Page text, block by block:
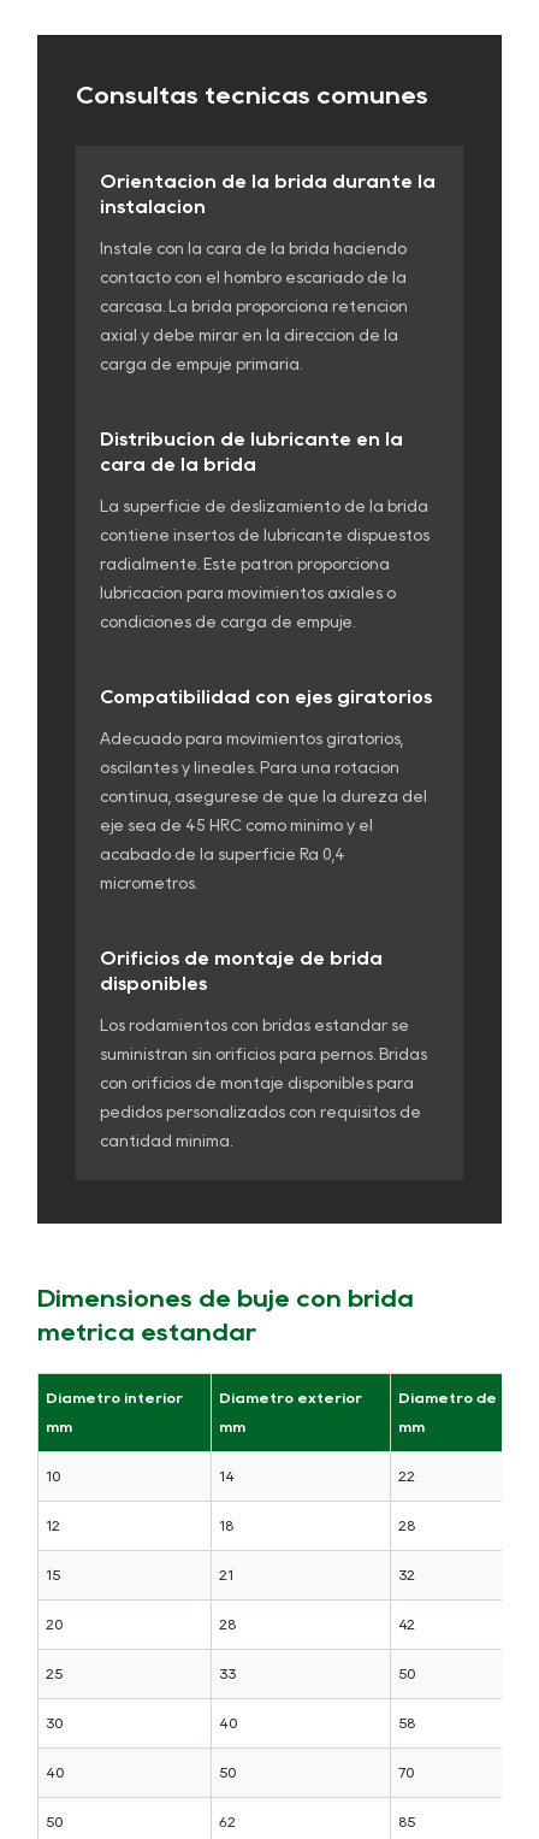
Consultas técnicas comunes
Orientación de la brida durante la
instalación
Instale con la cara de la brida haciendo
contacto con el hombro escariado de la
carcasa. La brida proporciona retención
axial y debe mirar en la dirección de la
carga de empuje primaria.
Distribución de lubricante en la
cara de la brida
La superficie de deslizamiento de la brida
contiene insertos de lubricante dispuestos
radialmente. Este patrón proporciona
lubricación para movimientos axiales o
condiciones de carga de empuje.
Compatibilidad con ejes giratorios
Adecuado para movimientos giratorios,
oscilantes y lineales. Para una rotación
continua, asegúrese de que la dureza del
eje sea de 45 HRC como mínimo y el
acabado de la superficie Ra 0,4
micrómetros.
Orificios de montaje de brida
disponibles
Los rodamientos con bridas estándar se
suministran sin orificios para pernos. Bridas
con orificios de montaje disponibles para
pedidos personalizados con requisitos de
cantidad mínima.
Dimensiones de buje con brida
métrica estándar
Diámetro interior
mm
Diámetro exterior
mm
Diámetro de
mm
10 14 22
12 18 28
15 21 32
20 28 42
25 33 50
30 40 58
40 50 70
50 62 85